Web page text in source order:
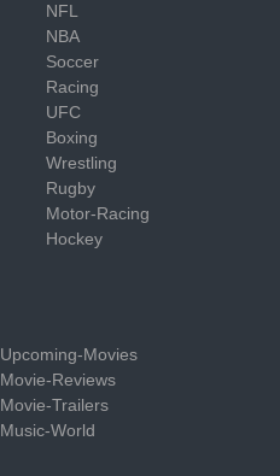
NFL
NBA
Soccer
Racing
UFC
Boxing
Wrestling
Rugby
Motor-Racing
Hockey
Upcoming-Movies
Movie-Reviews
Movie-Trailers
Music-World